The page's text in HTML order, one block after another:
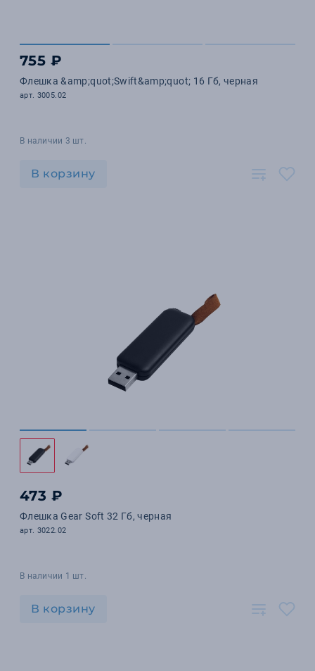
755 ₽
Флешка &amp;quot;Swift&amp;quot; 16 Гб, черная
арт. 3005.02
В наличии 3 шт.
В корзину
473 ₽
Флешка Gear Soft 32 Гб, черная
арт. 3022.02
В наличии 1 шт.
В корзину